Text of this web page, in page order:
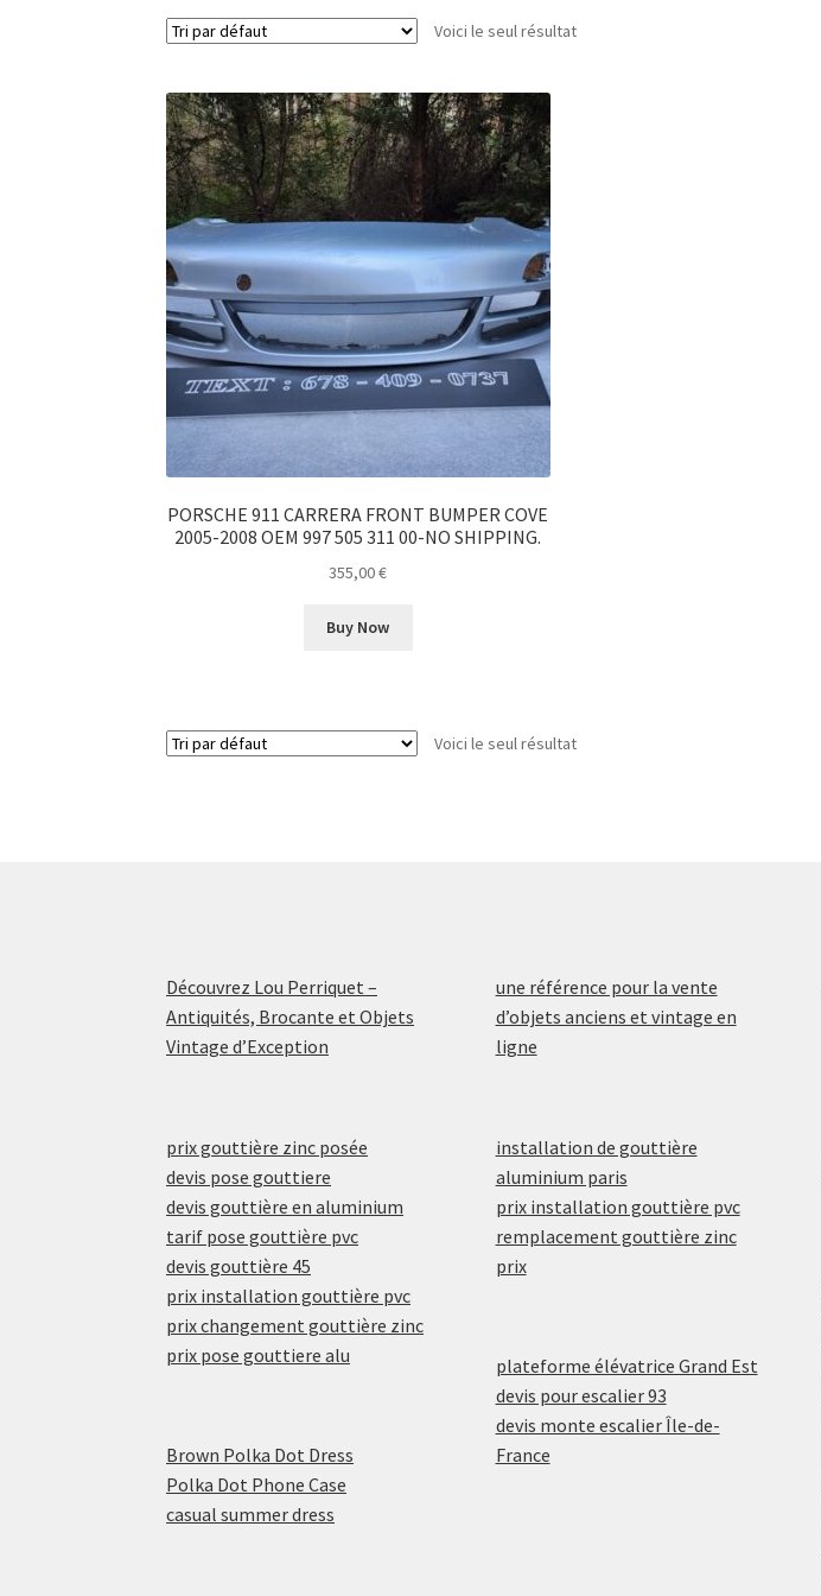
Voici le seul résultat
PORSCHE 911 CARRERA FRONT BUMPER COVE
2005-2008 OEM 997 505 311 00-NO SHIPPING.
355,00€
Buy Now
Voici le seul résultat
Découvrez Lou Perriquet –
Antiquités, Brocante et Objets
Vintage d’Exception
prix gouttière zinc posée
devis pose gouttiere
devis gouttière en aluminium
tarif pose gouttière pvc
devis gouttière 45
prix installation gouttière pvc
prix changement gouttière zinc
prix pose gouttiere alu
Brown Polka Dot Dress
Polka Dot Phone Case
casual summer dress
une référence pour la vente
d’objets anciens et vintage en
ligne
installation de gouttière
aluminium paris
prix installation gouttière pvc
remplacement gouttière zinc
prix
plateforme élévatrice Grand Est
devis pour escalier 93
devis monte escalier Île-de-
France